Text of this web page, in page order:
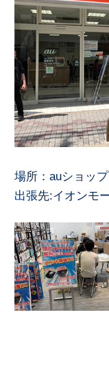
場所：auショッ
出張先:イオンモ